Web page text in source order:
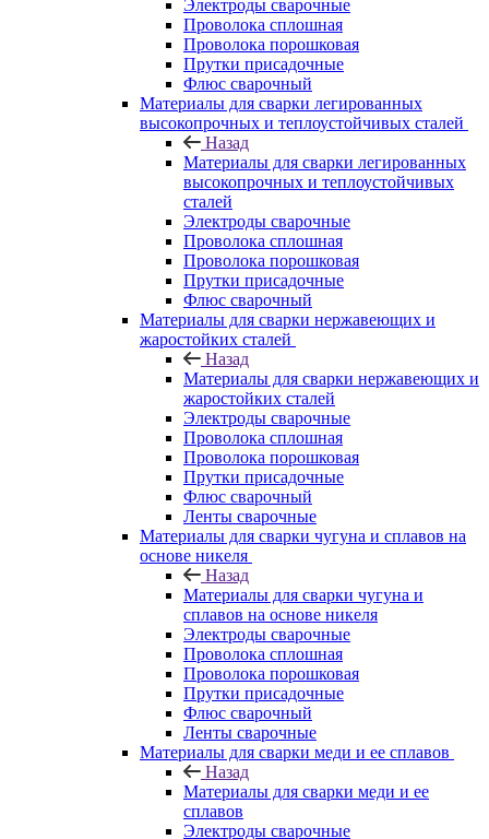
Электроды сварочные
Проволока сплошная
Проволока порошковая
Прутки присадочные
Флюс сварочный
Материалы для сварки легированных
высокопрочных и теплоустойчивых сталей
Назад
Материалы для сварки легированных
высокопрочных и теплоустойчивых
сталей
Электроды сварочные
Проволока сплошная
Проволока порошковая
Прутки присадочные
Флюс сварочный
Материалы для сварки нержавеющих и
жаростойких сталей
Назад
Материалы для сварки нержавеющих и
жаростойких сталей
Электроды сварочные
Проволока сплошная
Проволока порошковая
Прутки присадочные
Флюс сварочный
Ленты сварочные
Материалы для сварки чугуна и сплавов на
основе никеля
Назад
Материалы для сварки чугуна и
сплавов на основе никеля
Электроды сварочные
Проволока сплошная
Проволока порошковая
Прутки присадочные
Флюс сварочный
Ленты сварочные
Материалы для сварки меди и ее сплавов
Назад
Материалы для сварки меди и ее
сплавов
Электроды сварочные